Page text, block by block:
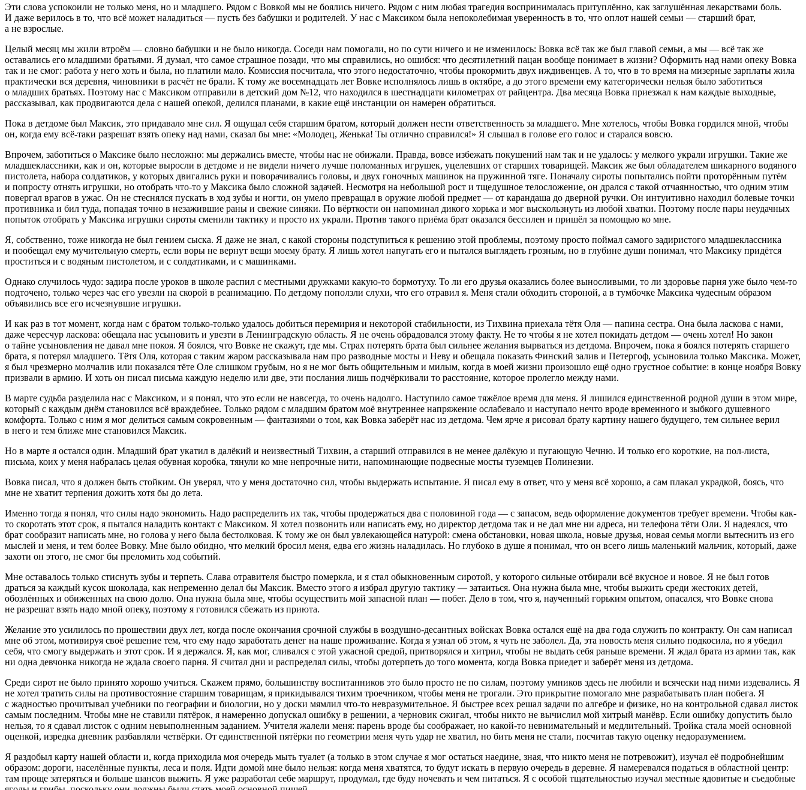
Эти слова успокоили не только меня, но и младшего. Рядом с Вовкой мы не боялись ничего. Рядом с ним любая трагедия воспринималась притуплённо, как заглушённая лекарствами боль.
И даже верилось в то, что всё может наладиться — пусть без бабушки и родителей. У нас с Максиком была непоколебимая уверенность в то, что оплот нашей семьи — старший брат,
а не взрослые.
Целый месяц мы жили втроём — словно бабушки и не было никогда. Соседи нам помогали, но по сути ничего и не изменилось: Вовка всё так же был главой семьи, а мы — всё так же
оставались его младшими братьями. Я думал, что самое страшное позади, что мы справились, но ошибся: что десятилетний пацан вообще понимает в жизни? Оформить над нами опеку Вовка
так и не смог: работа у него хоть и была, но платили мало. Комиссия посчитала, что этого недостаточно, чтобы прокормить двух иждивенцев. А то, что в то время на мизерные зарплаты жила
практически вся деревня, чиновники в расчёт не брали. К тому же восемнадцать лет Вовке исполнялось лишь в октябре, а до этого времени ему категорически нельзя было заботиться
о младших братьях. Поэтому нас с Максиком отправили в детский дом №12, что находился в шестнадцати километрах от райцентра. Два месяца Вовка приезжал к нам каждые выходные,
рассказывал, как продвигаются дела с нашей опекой, делился планами, в какие ещё инстанции он намерен обратиться.
Пока в детдоме был Максик, это придавало мне сил. Я ощущал себя старшим братом, который должен нести ответственность за младшего. Мне хотелось, чтобы Вовка гордился мной, чтобы
он, когда ему всё-таки разрешат взять опеку над нами, сказал бы мне: «Молодец, Женька! Ты отлично справился!» Я слышал в голове его голос и старался вовсю.
Впрочем, заботиться о Максике было несложно: мы держались вместе, чтобы нас не обижали. Правда, вовсе избежать покушений нам так и не удалось: у мелкого украли игрушки. Такие же
младшеклассники, как и он, которые выросли в детдоме и не видели ничего лучше поломанных игрушек, уцелевших от старших товарищей. Максик же был обладателем шикарного водяного
пистолета, набора солдатиков, у которых двигались руки и поворачивались головы, и двух гоночных машинок на пружинной тяге. Поначалу сироты попытались пойти проторённым путём
и попросту отнять игрушки, но отобрать что-то у Максика было сложной задачей. Несмотря на небольшой рост и тщедушное телосложение, он дрался с такой отчаянностью, что одним этим
повергал врагов в ужас. Он не стеснялся пускать в ход зубы и ногти, он умело превращал в оружие любой предмет — от карандаша до дверной ручки. Он интуитивно находил болевые точки
противника и бил туда, попадая точно в незажившие раны и свежие синяки. По вёрткости он напоминал дикого хорька и мог выскользнуть из любой хватки. Поэтому после пары неудачных
попыток отобрать у Максика игрушки сироты сменили тактику и просто их украли. Против такого приёма брат оказался бессилен и пришёл за помощью ко мне.
Я, собственно, тоже никогда не был гением сыска. Я даже не знал, с какой стороны подступиться к решению этой проблемы, поэтому просто поймал самого задиристого младшеклассника
и пообещал ему мучительную смерть, если воры не вернут вещи моему брату. Я лишь хотел напугать его и пытался выглядеть грозным, но в глубине души понимал, что Максику придётся
проститься и с водяным пистолетом, и с солдатиками, и с машинками.
Однако случилось чудо: задира после уроков в школе распил с местными дружками какую-то бормотуху. То ли его друзья оказались более выносливыми, то ли здоровье парня уже было чем-то
подточено, только через час его увезли на скорой в реанимацию. По детдому поползли слухи, что его отравил я. Меня стали обходить стороной, а в тумбочке Максика чудесным образом
объявились все его исчезнувшие игрушки.
И как раз в тот момент, когда нам с братом только-только удалось добиться перемирия и некоторой стабильности, из Тихвина приехала тётя Оля — папина сестра. Она была ласкова с нами,
даже чересчур ласкова: обещала нас усыновить и увезти в Ленинградскую область. Я не очень обрадовался этому факту. Не то чтобы я не хотел покидать детдом — очень хотел! Но закон
о тайне усыновления не давал мне покоя. Я боялся, что Вовке не скажут, где мы. Страх потерять брата был сильнее желания вырваться из детдома. Впрочем, пока я боялся потерять старшего
брата, я потерял младшего. Тётя Оля, которая с таким жаром рассказывала нам про разводные мосты и Неву и обещала показать Финский залив и Петергоф, усыновила только Максика. Может,
я был чрезмерно молчалив или показался тёте Оле слишком грубым, но я не мог быть общительным и милым, когда в моей жизни произошло ещё одно грустное событие: в конце ноября Вовку
призвали в армию. И хоть он писал письма каждую неделю или две, эти послания лишь подчёркивали то расстояние, которое пролегло между нами.
В марте судьба разделила нас с Максиком, и я понял, что это если не навсегда, то очень надолго. Наступило самое тяжёлое время для меня. Я лишился единственной родной души в этом мире,
который с каждым днём становился всё враждебнее. Только рядом с младшим братом моё внутреннее напряжение ослабевало и наступало нечто вроде временного и зыбкого душевного
комфорта. Только с ним я мог делиться самым сокровенным — фантазиями о том, как Вовка заберёт нас из детдома. Чем ярче я рисовал брату картину нашего будущего, тем сильнее верил
в него и тем ближе мне становился Максик.
Но в марте я остался один. Младший брат укатил в далёкий и неизвестный Тихвин, а старший отправился в не менее далёкую и пугающую Чечню. И только его короткие, на пол-листа,
письма, коих у меня набралась целая обувная коробка, тянули ко мне непрочные нити, напоминающие подвесные мосты туземцев Полинезии.
Вовка писал, что я должен быть стойким. Он уверял, что у меня достаточно сил, чтобы выдержать испытание. Я писал ему в ответ, что у меня всё хорошо, а сам плакал украдкой, боясь, что
мне не хватит терпения дожить хотя бы до лета.
Именно тогда я понял, что силы надо экономить. Надо распределить их так, чтобы продержаться два с половиной года — с запасом, ведь оформление документов требует времени. Чтобы как-
то скоротать этот срок, я пытался наладить контакт с Максиком. Я хотел позвонить или написать ему, но директор детдома так и не дал мне ни адреса, ни телефона тёти Оли. Я надеялся, что
брат сообразит написать мне, но голова у него была бестолковая. К тому же он был увлекающейся натурой: смена обстановки, новая школа, новые друзья, новая семья могли вытеснить из его
мыслей и меня, и тем более Вовку. Мне было обидно, что мелкий бросил меня, едва его жизнь наладилась. Но глубоко в душе я понимал, что он всего лишь маленький мальчик, который, даже
захоти он этого, не смог бы преломить ход событий.
Мне оставалось только стиснуть зубы и терпеть. Слава отравителя быстро померкла, и я стал обыкновенным сиротой, у которого сильные отбирали всё вкусное и новое. Я не был готов
драться за каждый кусок шоколада, как непременно делал бы Максик. Вместо этого я избрал другую тактику — затаиться. Она нужна была мне, чтобы выжить среди жестоких детей,
обозлённых и обиженных на свою долю. Она нужна была мне, чтобы осуществить мой запасной план — побег. Дело в том, что я, наученный горьким опытом, опасался, что Вовке снова
не разрешат взять надо мной опеку, поэтому я готовился сбежать из приюта.
Желание это усилилось по прошествии двух лет, когда после окончания срочной службы в воздушно-десантных войсках Вовка остался ещё на два года служить по контракту. Он сам написал
мне об этом, мотивируя своё решение тем, что ему надо заработать денег на наше проживание. Когда я узнал об этом, я чуть не заболел. Да, эта новость меня сильно подкосила, но я убедил
себя, что смогу выдержать и этот срок. И я держался. Я, как мог, сливался с этой ужасной средой, притворялся и хитрил, чтобы не выдать себя раньше времени. Я ждал брата из армии так, как
ни одна девчонка никогда не ждала своего парня. Я считал дни и распределял силы, чтобы дотерпеть до того момента, когда Вовка приедет и заберёт меня из детдома.
Среди сирот не было принято хорошо учиться. Скажем прямо, большинству воспитанников это было просто не по силам, поэтому умников здесь не любили и всячески над ними издевались. Я
не хотел тратить силы на противостояние старшим товарищам, я прикидывался тихим троечником, чтобы меня не трогали. Это прикрытие помогало мне разрабатывать план побега. Я
с жадностью прочитывал учебники по географии и биологии, но у доски мямлил что-то невразумительное. Я быстрее всех решал задачи по алгебре и физике, но на контрольной сдавал листок
самым последним. Чтобы мне не ставили пятёрок, я намеренно допускал ошибку в решении, а черновик сжигал, чтобы никто не вычислил мой хитрый манёвр. Если ошибку допустить было
нельзя, то я сдавал листок с одним невыполненным заданием. Учителя жалели меня: парень вроде бы соображает, но какой-то невнимательный и медлительный. Тройка стала моей основной
оценкой, изредка дневник разбавляли четвёрки. От единственной пятёрки по геометрии меня чуть удар не хватил, но бить меня не стали, посчитав такую оценку недоразумением.
Я раздобыл карту нашей области и, когда приходила моя очередь мыть туалет (а только в этом случае я мог остаться наедине, зная, что никто меня не потревожит), изучал её подробнейшим
образом: дороги, населённые пункты, леса и поля. Идти домой мне было нельзя: когда меня хватятся, то будут искать в первую очередь в деревне. Я намеревался податься в областной центр:
там проще затеряться и больше шансов выжить. Я уже разработал себе маршрут, продумал, где буду ночевать и чем питаться. Я с особой тщательностью изучал местные ядовитые и съедобные